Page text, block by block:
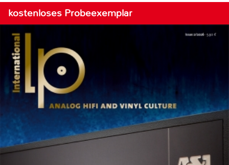
kostenloses Probeexemplar